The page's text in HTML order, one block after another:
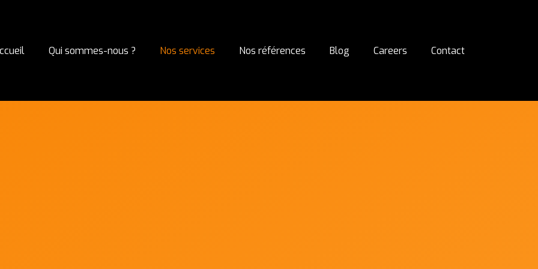
Qui sommes-nous ? Nos services Nos références Blog Careers Contact